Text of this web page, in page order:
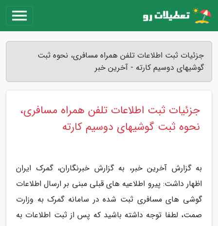
جزئیات ثبت اطلاعات تلفن همراه مسافری، نحوه ثبت
گوشیهای دوسیم کارته - آخرین خبر
جزئیات ثبت اطلاعات تلفن همراه مسافری،
نحوه ثبت گوشیهای دوسیم کارته
به گزارش آخرین خبر، به گزارش خبرنگاران، گمرک ایران
اظهار داشت: پیرو اطلاعیه های قبلی مبنی بر ارسال اطلاعات
گوشی های مسافری ثبت شده در سامانه گمرک به وزارت
صمت، لطفا توجه داشته باشید که پس از ثبت اطلاعات به